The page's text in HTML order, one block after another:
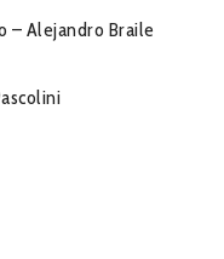
– Alejandro Braile